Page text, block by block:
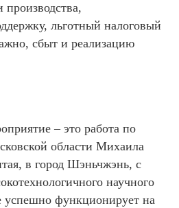
производства,
льготный налоговый
сбыт и реализацию
– это работа по
области Михаила
в город Шэньчжэнь, с
научного
успешно функционирует на